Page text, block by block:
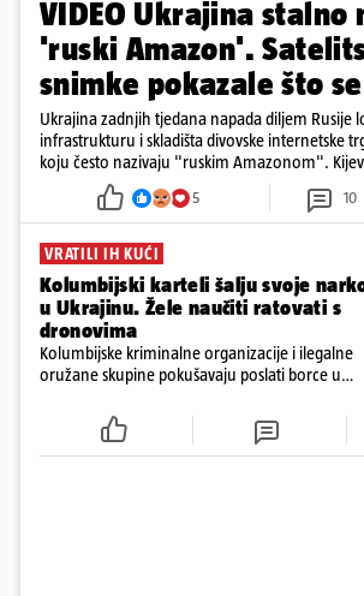
VIDEO Ukrajina stalno
'ruski Amazon'.
snimke pokazale što
Ukrajina zadnjih tjedana napada diljem Rusije
infrastrukturu i skladišta divovske internetske
koju često nazivaju "ruskim Amazonom".
gleda samo kao na obična trgovačka skladišta,
snage koriste i za vojne potrebe, odnosno za
distribuciju dijelova za dronove i druge
ratu. S druge strane, napadi služe i kao
bombardiranja ukrajinske poštanske i
kao način da se ekonomske posljedice rata
teritorij i približe običnim građanima.
5 10
VRATILI IH KUĆI
Kolumbijski karteli šalju svoje
u Ukrajinu. Žele naučiti ratovati s
dronovima
Kolumbijske kriminalne organizacije i ilegalne
oružane skupine pokušavaju poslati borce u
bespilotnim letjelicama te ih kasnije koristili
kolumbijske vojske